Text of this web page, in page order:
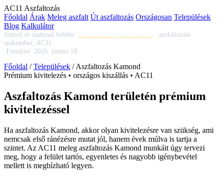
AC11 Aszfaltozás
Főoldal Árak Meleg aszfalt Út aszfaltozás Országosan Települések
Blog Kalkulátor
Szerző és szakmai felelős: · aszfaltozási
szakember, AC11
Frissítve: 2026. június 18.
Főoldal /Települések /Aszfaltozás Kamond
Prémium kivitelezés • országos kiszállás • AC11
Aszfaltozás Kamond területén prémium
kivitelezéssel
Ha aszfaltozás Kamond, akkor olyan kivitelezésre van szükség, ami
nemcsak első ránézésre mutat jól, hanem évek múlva is tartja a
szintet. Az AC11 meleg aszfaltozás Kamond munkáit úgy tervezi
meg, hogy a felület tartós, egyenletes és nagyobb igénybevétel
mellett is megbízható legyen.